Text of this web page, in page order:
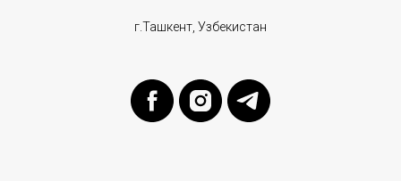
г.Ташкент, Узбекистан